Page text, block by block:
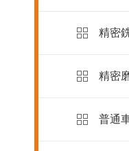
精密
精密
普通